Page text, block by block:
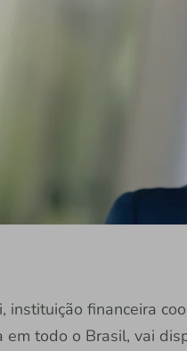
instituição financeira
em todo o Brasil, vai